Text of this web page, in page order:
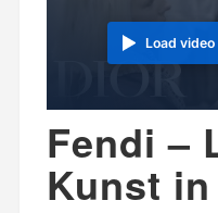
Load video
Fendi –
Kunst